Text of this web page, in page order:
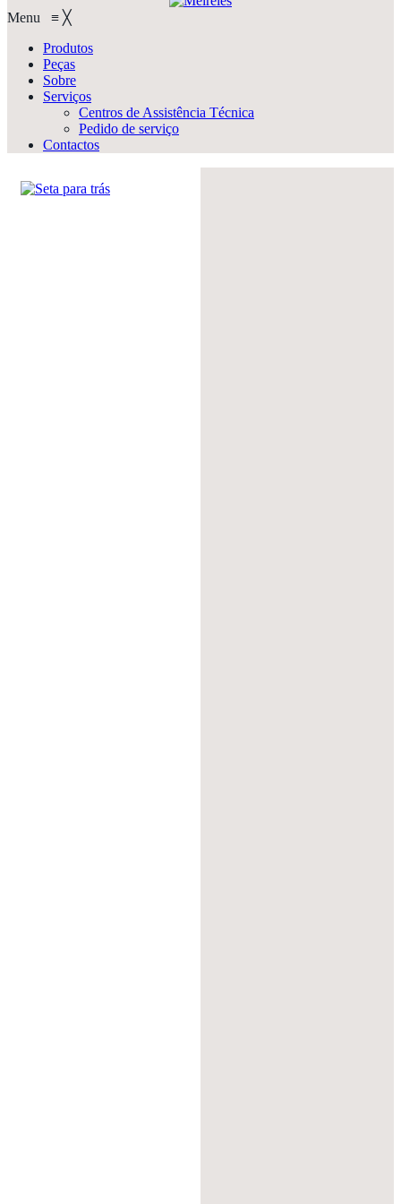
Menu ≡ ╳
Produtos
Peças
Sobre
Serviços
Centros de Assistência Técnica
Pedido de serviço
Contactos